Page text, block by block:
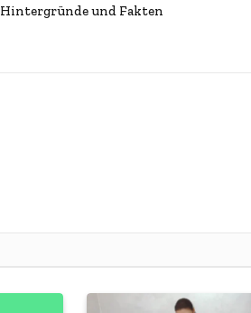
Hintergründe und Fakten